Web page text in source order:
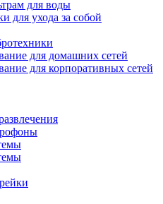
для воды
для ухода за собой
для домашних сетей
для корпоративных сетей